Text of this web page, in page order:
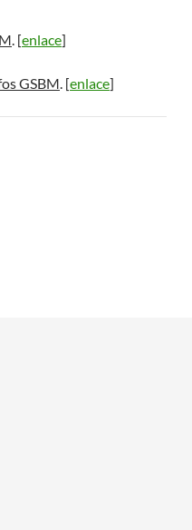
. [enlace]
GSBM. [enlace]